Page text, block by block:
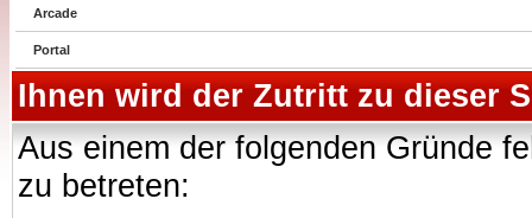
Arcade
Portal
Ihnen wird der Zutritt zu dieser
Aus einem der folgenden Gründe
zu betreten: